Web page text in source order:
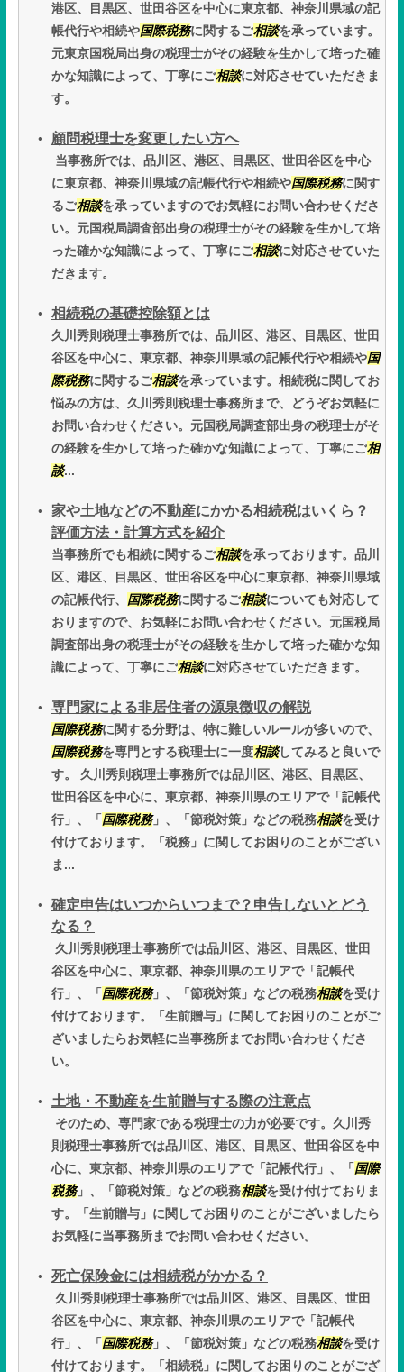
港区、目黒区、世田谷区を中心に東京都、神奈川県域の記
帳代行や相続や国際税務に関するご相談を承っています。
元東京国税局出身の税理士がその経験を生かして培った確
かな知識によって、丁寧にご相談に対応させていただきま
す。
顧問税理士を変更したい方へ
当事務所では、品川区、港区、目黒区、世田谷区を中心
に東京都、神奈川県域の記帳代行や相続や国際税務に関す
るご相談を承っていますのでお気軽にお問い合わせくださ
い。元国税局調査部出身の税理士がその経験を生かして培
った確かな知識によって、丁寧にご相談に対応させていた
だきます。
相続税の基礎控除額とは
久川秀則税理士事務所では、品川区、港区、目黒区、世田
谷区を中心に、東京都、神奈川県域の記帳代行や相続や国
際税務に関するご相談を承っています。相続税に関してお
悩みの方は、久川秀則税理士事務所まで、どうぞお気軽に
お問い合わせください。元国税局調査部出身の税理士がそ
の経験を生かして培った確かな知識によって、丁寧にご相
談...
家や土地などの不動産にかかる相続税はいくら？
評価方法・計算方式を紹介
当事務所でも相続に関するご相談を承っております。品川
区、港区、目黒区、世田谷区を中心に東京都、神奈川県域
の記帳代行、 国際税務に関するご相談についても対応して
おりますので、お気軽にお問い合わせください。元国税局
調査部出身の税理士がその経験を生かして培った確かな知
識によって、丁寧にご相談に対応させていただきます。
専門家による非居住者の源泉徴収の解説
国際税務に関する分野は、特に難しいルールが多いので、
国際税務を専門とする税理士に一度相談してみると良いで
す。 久川秀則税理士事務所では品川区、港区、目黒区、
世田谷区を中心に、東京都、神奈川県のエリアで「記帳代
行」、「 国際税務」、「節税対策」などの税務相談を受け
付けております。「税務」に関してお困りのことがござい
ま...
確定申告はいつからいつまで？申告しないとどう
なる？
久川秀則税理士事務所では品川区、港区、目黒区、世田
谷区を中心に、東京都、神奈川県のエリアで「記帳代
行」、「 国際税務」、「節税対策」などの税務相談を受け
付けております。「生前贈与」に関してお困りのことがご
ざいましたらお気軽に当事務所までお問い合わせくださ
い。
土地・不動産を生前贈与する際の注意点
そのため、専門家である税理士の力が必要です。久川秀
則税理士事務所では品川区、港区、目黒区、世田谷区を中
心に、東京都、神奈川県のエリアで「記帳代行」、「 国際
税務」、「節税対策」などの税務相談を受け付けておりま
す。「生前贈与」に関してお困りのことがございましたら
お気軽に当事務所までお問い合わせください。
死亡保険金には相続税がかかる？
久川秀則税理士事務所では品川区、港区、目黒区、世田
谷区を中心に、東京都、神奈川県のエリアで「記帳代
行」、「 国際税務」、「節税対策」などの税務相談を受け
付けております。「相続税」に関してお困りのことがござ